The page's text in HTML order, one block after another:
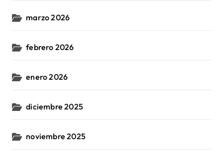
marzo 2026
febrero 2026
enero 2026
diciembre 2025
noviembre 2025